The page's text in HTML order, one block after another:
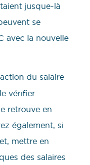
jusque-là
se
avec la nouvelle
du salaire
vérifier
retrouve en
également, si
mettre en
des salaires